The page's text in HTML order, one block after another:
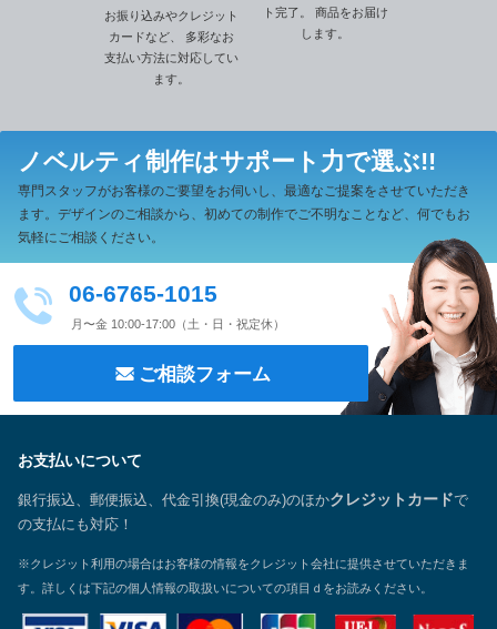
お振り込みやクレジット
カードなど、
多彩なお
支払い方法に対応してい
ます。
ト完了。
商品をお届け
します。
ノベルティ制作はサポート力で選ぶ!!
専門スタッフがお客様のご要望をお伺いし、最適なご提案をさせていただき
ます。 デザインのご相談から、初めての制作でご不明なことなど、何でもお
気軽にご相談ください。
06-6765-1015
月〜金 10:00-17:00（土・日・祝定休）
ご相談フォーム
お支払いについて
銀行振込、郵便振込、代金引換(現金のみ)のほかクレジットカードで
の支払にも対応！
※クレジット利用の場合はお客様の情報をクレジット会社に提供させていただきま
す。詳しくは下記の個人情報の取扱いについての項目ｄをお読みください。